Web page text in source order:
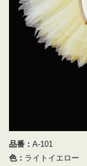
品番： A-101
色： ライトイエロー